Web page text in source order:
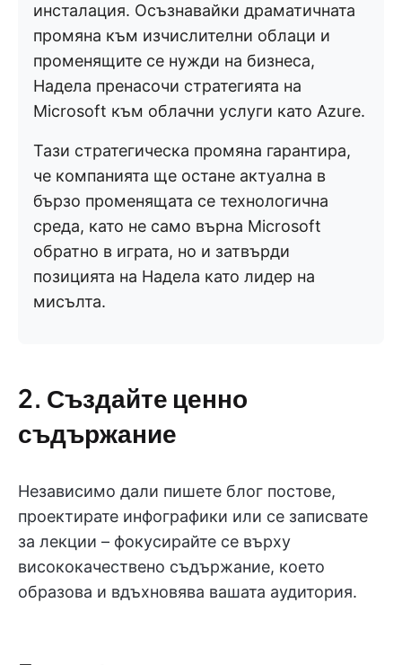
инсталация. Осъзнавайки драматичната
промяна към изчислителни облаци и
променящите се нужди на бизнеса,
Надела пренасочи стратегията на
Microsoft към облачни услуги като Azure.
Тази стратегическа промяна гарантира,
че компанията ще остане актуална в
бързо променящата се технологична
среда, като не само върна Microsoft
обратно в играта, но и затвърди
позицията на Надела като лидер на
мисълта.
2. Създайте ценно
съдържание
Независимо дали пишете блог постове,
проектирате инфографики или се записвате
за лекции – фокусирайте се върху
висококачествено съдържание, което
образова и вдъхновява вашата аудитория.